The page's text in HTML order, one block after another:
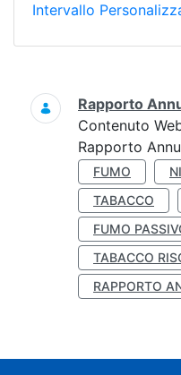
Intervallo
Ricerca
Rapporto
Contenuto
Rapporto
FUMO
TABACCO
FUMO
TABACCO
RAPPORTO